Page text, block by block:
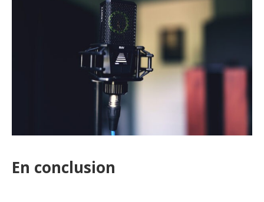
En conclusion